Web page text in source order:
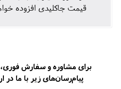
قیمت جاکلیدی افزوده
برای مشاوره و سفارش
پیام‌رسان‌های زیر با ما در